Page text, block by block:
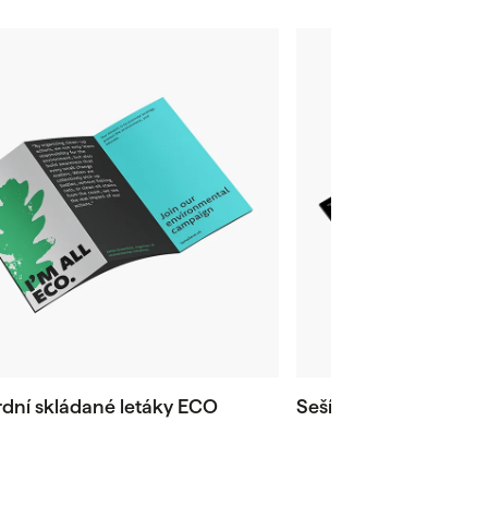
skládané letáky ECO Sešívané katalogy